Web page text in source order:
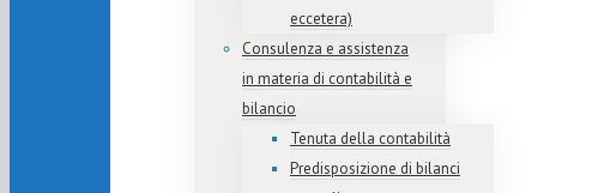
eccetera)
Consulenza e assistenza
in materia di contabilità e
bilancio
Tenuta della contabilità
Predisposizione di bilanci